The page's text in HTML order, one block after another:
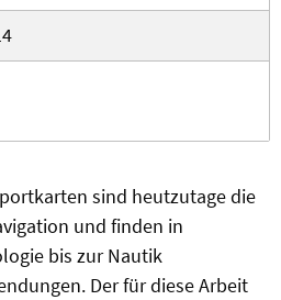
sind heutzutage die
und finden in
bis zur Nautik
Der für diese Arbeit